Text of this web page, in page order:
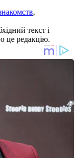
,
текст і
це редакцію.